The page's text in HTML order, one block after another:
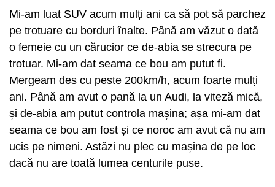
Mi-am luat SUV acum mulți ani ca să pot să parchez
pe trotuare cu borduri înalte. Până am văzut o dată
o femeie cu un cărucior ce de-abia se strecura pe
trotuar. Mi-am dat seama ce bou am putut fi.
Mergeam des cu peste 200km/h, acum foarte mulți
ani. Până am avut o pană la un Audi, la viteză mică,
și de-abia am putut controla mașina; așa mi-am dat
seama ce bou am fost și ce noroc am avut că nu am
ucis pe nimeni. Astăzi nu plec cu mașina de pe loc
dacă nu are toată lumea centurile puse.